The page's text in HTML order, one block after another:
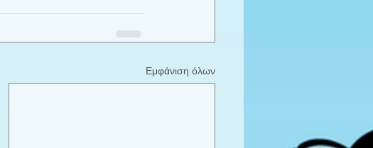
Εμφάνιση όλων